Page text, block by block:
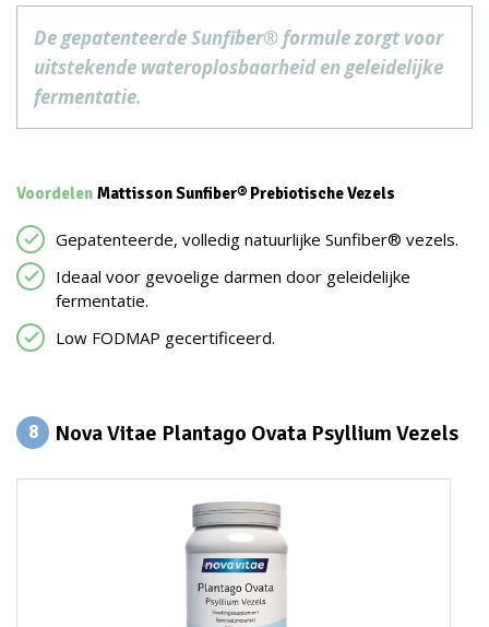
De gepatenteerde Sunfiber® formule zorgt voor
uitstekende wateroplosbaarheid en geleidelijke
fermentatie.
Voordelen Mattisson Sunfiber® Prebiotische Vezels
Gepatenteerde, volledig natuurlijke Sunfiber® vezels.
Ideaal voor gevoelige darmen door geleidelijke
fermentatie.
Low FODMAP gecertificeerd.
8 Nova Vitae Plantago Ovata Psyllium Vezels